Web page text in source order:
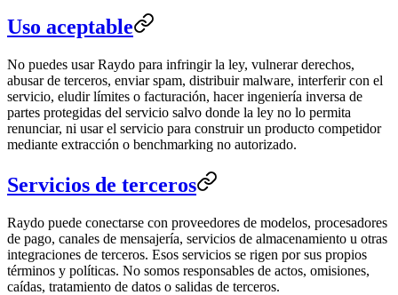
Uso aceptable
No puedes usar Raydo para infringir la ley, vulnerar derechos,
abusar de terceros, enviar spam, distribuir malware, interferir con el
servicio, eludir límites o facturación, hacer ingeniería inversa de
partes protegidas del servicio salvo donde la ley no lo permita
renunciar, ni usar el servicio para construir un producto competidor
mediante extracción o benchmarking no autorizado.
Servicios de terceros
Raydo puede conectarse con proveedores de modelos, procesadores
de pago, canales de mensajería, servicios de almacenamiento u otras
integraciones de terceros. Esos servicios se rigen por sus propios
términos y políticas. No somos responsables de actos, omisiones,
caídas, tratamiento de datos o salidas de terceros.